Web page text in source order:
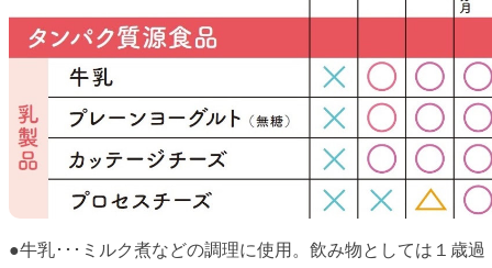
●牛乳･･･ミルク煮などの調理に使用。飲み物としては１歳過